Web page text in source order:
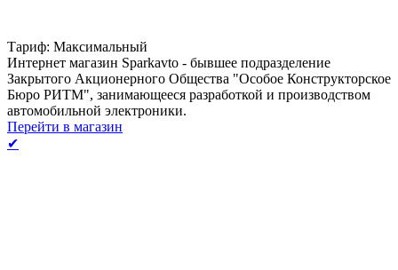
Тариф: Максимальный
Интернет магазин Sparkavto - бывшее подразделение
Закрытого Акционерного Общества "Особое Конструкторское
Бюро РИТМ", занимающееся разработкой и производством
автомобильной электроники.
Перейти в магазин
✔